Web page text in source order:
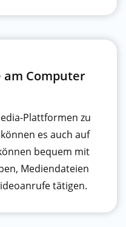
am Computer
Plattformen zu
es auch auf
bequem mit
Mediendateien
tätigen.